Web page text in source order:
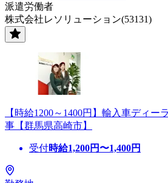
派遣労働者
株式会社レソリューション(53131)
【時給1200～1400円】輸入車ディー
事【群馬県高崎市】
受付時給1,200円〜1,400円